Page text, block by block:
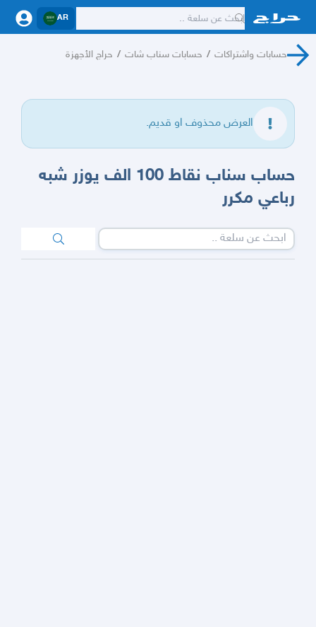
AR
حسابات واشتراكات / حسابات سناب شات / حراج الأجهزة
العرض محذوف او قديم.
حساب سناب نقاط 100 الف يوزر شبه
رباعي مكرر